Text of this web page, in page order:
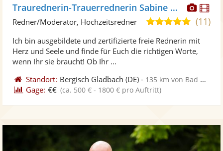
Fotos
Traurednerin-Trauerrednerin Sabine Heil
5,0
5
Sternen
(11)
Redner/Moderator, Hochzeitsredner
Ich bin ausgebildete und zertifizierte freie Rednerin mit
Herz und Seele und finde für Euch die richtigen Worte,
wenn Ihr sie braucht! Ob Ihr ...
Standort: Bergisch Gladbach (DE) - 135 km von Bad Homburg vor der Höhe
Gage: €€ (ca. 500 € - 1800 € pro Auftritt)